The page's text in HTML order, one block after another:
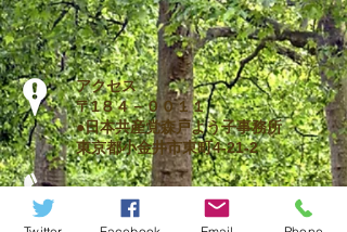
アクセス
〒1８４－００１１
●日本共産党森戸よう子事務所
東京都小金井市東町4-21-2
​☎︎ 042−383−0514